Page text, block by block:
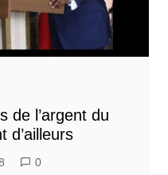
de l’argent du
d’ailleurs
0